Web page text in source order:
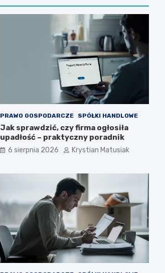
PRAWO GOSPODARCZE SPÓŁKI HANDLOWE
Jak sprawdzić, czy firma ogłosiła
upadłość – praktyczny poradnik
6 sierpnia 2026 Krystian Matusiak